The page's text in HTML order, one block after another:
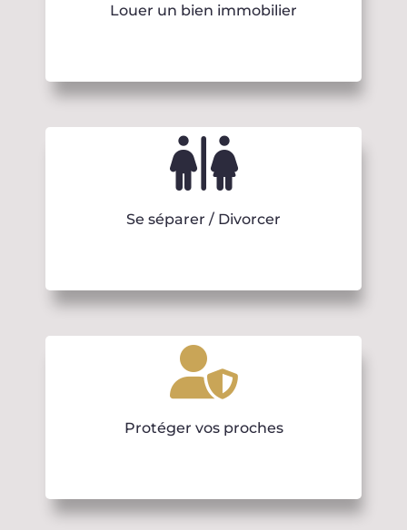
Louer un bien immobilier
Se séparer / Divorcer
Protéger vos proches